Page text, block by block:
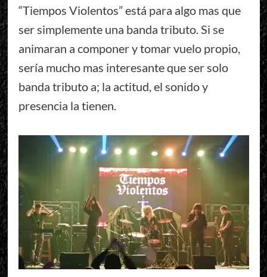
“Tiempos Violentos” está para algo mas que
ser simplemente una banda tributo. Si se
animaran a componer y tomar vuelo propio,
sería mucho mas interesante que ser solo
banda tributo a; la actitud, el sonido y
presencia la tienen.